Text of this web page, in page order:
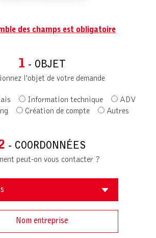
des champs est obligatoire
1 - OBJET
l'objet de votre demande
Information technique
ADV
Création de compte Autres
- COORDONNÉES
peut-on vous contacter ?